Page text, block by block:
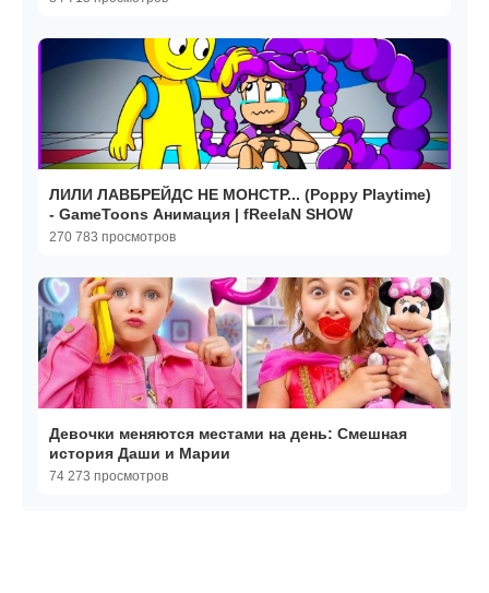
ЛИЛИ ЛАВБРЕЙДС НЕ МОНСТР... (Poppy Playtime)
- GameToons Анимация | fReelaN SHOW
270 783 просмотров
Девочки меняются местами на день: Смешная
история Даши и Марии
74 273 просмотров